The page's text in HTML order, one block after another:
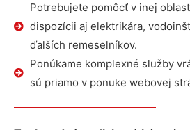
Potrebujete pomôcť v inej
dispozícii aj elektrikára,
ďalších remeselníkov.
Ponúkame komplexné služby
sú priamo v ponuke webovej